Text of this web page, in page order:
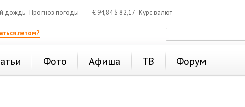
дождь Прогноз погоды € 94,84$ 82,17 Курс валют
летом?
Фото Афиша ТВ Форум